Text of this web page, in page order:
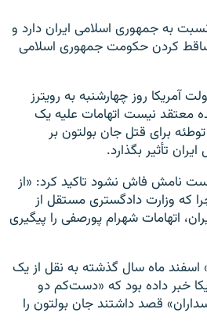
به جمهوری اسلامی ایران دارد و
کردن حکومت جمهوری اسلامی
آمریکا روز چهارشنبه به رویترز
معتقد نیست اتهامات علیه یک
برای قتل جان بولتون بر
تأثیر بگذارد.
نامش فاش نشود تاکید کرد: «از
که وزارت دادگستری مستقل از
اتهامات شهرام پورصفی را پیگیری
اسفند ماه سال گذشته به نقل از یک
خبر داده بود که «دست‌کم دو
قصد داشتند جان بولتون را